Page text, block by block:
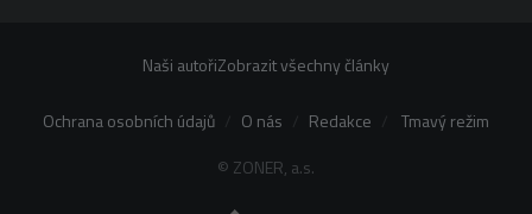
Naši autořiZobrazit všechny články
© ZONER, a.s.
Ochrana osobních údajů O nás Redakce Tmavý režim